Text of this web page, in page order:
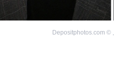
,
©
Depositphotos.com